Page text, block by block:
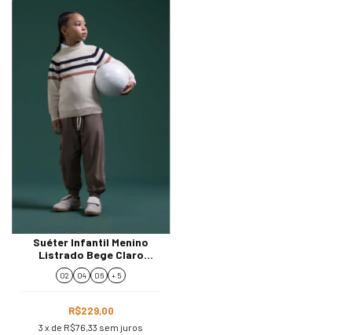
Suéter Infantil Menino
Listrado Bege Claro
15.16.17374
02 04 06 + 5
R$229,00
3 x de R$76,33 sem juros